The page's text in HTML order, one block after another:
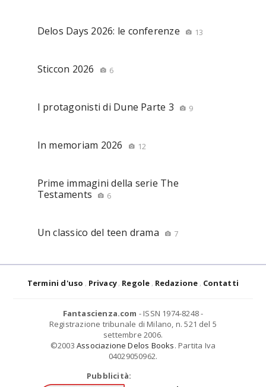
Delos Days 2026: le conferenze 13
Sticcon 2026 6
I protagonisti di Dune Parte 3 9
In memoriam 2026 12
Prime immagini della serie The
Testaments
6
Un classico del teen drama 7
Termini d'uso Privacy Regole Redazione Contatti
Fantascienza.com - ISSN 1974-8248 -
Registrazione tribunale di Milano, n. 521 del 5
settembre 2006.
©2003 Associazione Delos Books. Partita Iva
04029050962.
Pubblicità: